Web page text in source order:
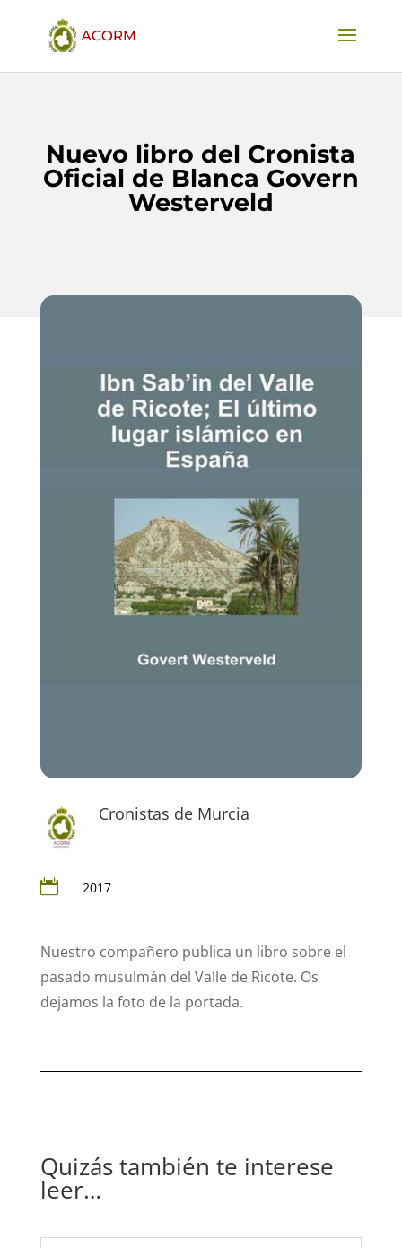
Nuevo libro del Cronista
Oficial de Blanca Govern
Westerveld
Cronistas de Murcia
 2017
Nuestro compañero publica un libro sobre el
pasado musulmán del Valle de Ricote. Os
dejamos la foto de la portada.
Quizás también te interese
leer…